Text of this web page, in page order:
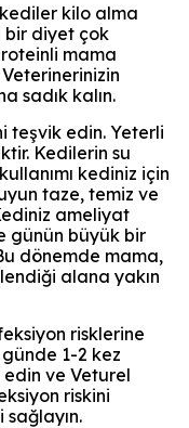
kediler kilo alma
bir diyet çok
mama
sadık kalın.
teşvik edin. Yeterli
Kedilerin su
kediniz için
taze, temiz ve
ameliyat
günün büyük bir
dönemde mama,
alana yakın
risklerine
1-2 kez
ve Veturel
riskini
sağlayın.